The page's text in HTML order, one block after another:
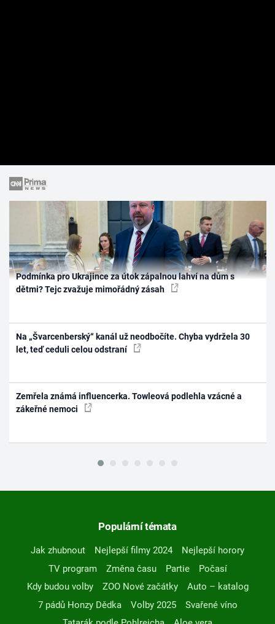
Podmínka pro Ukrajince za útok zápalnou lahví na dům s
dětmi? Tejc zvažuje mimořádný zásah
Na „Švarcenberský“ kanál už neodbočíte. Chyba vydržela 30
let, teď ceduli celou odstraní
Zemřela známá influencerka. Towleová podlehla vzácné a
zákeřné nemoci
Populární témata
Jak zhubnout Nejlepší filmy 2024
Nejlepší horory
TV program
Změna času Partie
Počasí
Kdy budou volby
ZOO Nové začátky
Auto – katalog
7 pádů Honzy Dědka
Volby 2025
Svařené víno